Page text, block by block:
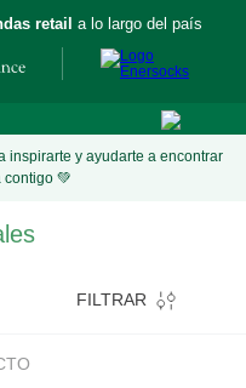
retail a lo largo del país
inspirarte y ayudarte a encontrar
contigo 💚
FILTRAR